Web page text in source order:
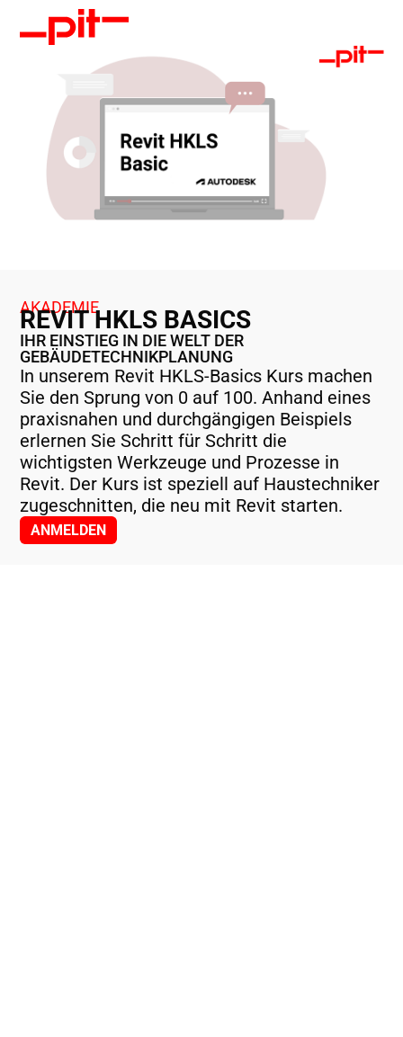
AKADEMIE
REVIT HKLS BASICS
IHR EINSTIEG IN DIE WELT DER
GEBÄUDETECHNIKPLANUNG
In unserem Revit HKLS-Basics Kurs machen
Sie den Sprung von 0 auf 100. Anhand eines
praxisnahen und durchgängigen Beispiels
erlernen Sie Schritt für Schritt die
wichtigsten Werkzeuge und Prozesse in
Revit. Der Kurs ist speziell auf Haustechniker
zugeschnitten, die neu mit Revit starten.
ANMELDEN